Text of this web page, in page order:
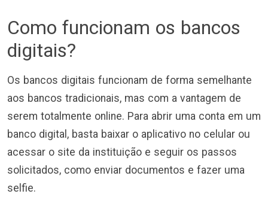
Como funcionam os bancos
digitais?
Os bancos digitais funcionam de forma semelhante
aos bancos tradicionais, mas com a vantagem de
serem totalmente online. Para abrir uma conta em um
banco digital, basta baixar o aplicativo no celular ou
acessar o site da instituição e seguir os passos
solicitados, como enviar documentos e fazer uma
selfie.